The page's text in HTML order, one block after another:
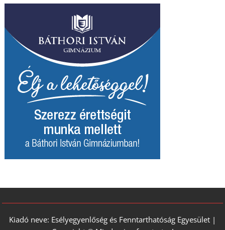
Kiadó neve: Esélyegyenlőség és Fenntarthatóság Egyesület |